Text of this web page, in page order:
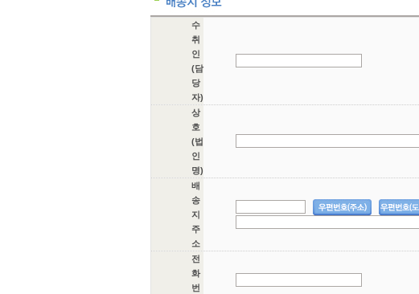
수
취
인
(담
당
자)
상
호
(법
인
명)
배
송
지
주
소
전
화
번